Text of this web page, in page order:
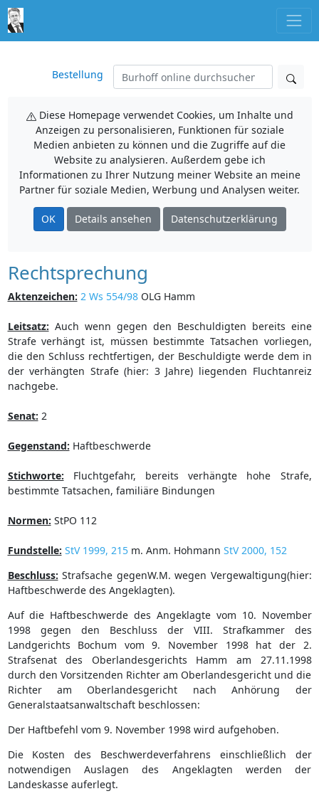
Bestellung
Diese Homepage verwendet Cookies, um Inhalte und
Anzeigen zu personalisieren, Funktionen für soziale
Medien anbieten zu können und die Zugriffe auf die
Website zu analysieren. Außerdem gebe ich
Informationen zu Ihrer Nutzung meiner Website an meine
Partner für soziale Medien, Werbung und Analysen weiter.
OK Details ansehen Datenschutzerklärung
Rechtsprechung
Aktenzeichen: 2 Ws 554/98OLG Hamm
Leitsatz: Auch wenn gegen den Beschuldigten bereits eine
Strafe verhängt ist, müssen bestimmte Tatsachen vorliegen,
die den Schluss rechtfertigen, der Beschuldigte werde dem in
der verhängten Strafe (hier: 3 Jahre) liegenden Fluchtanreiz
nachgebe.
Senat: 2
Gegenstand: Haftbeschwerde
Stichworte: Fluchtgefahr, bereits verhängte hohe Strafe,
bestimmte Tatsachen, familiäre Bindungen
Normen: StPO 112
Fundstelle: StV 1999, 215m. Anm. Hohmann StV 2000, 152
Beschluss: Strafsache gegenW.M. wegen Vergewaltigung(hier:
Haftbeschwerde des Angeklagten).
Auf die Haftbeschwerde des Angeklagte vom 10. November
1998 gegen den Beschluss der VIII. Strafkammer des
Landgerichts Bochum vom 9. November 1998 hat der 2.
Strafsenat des Oberlandesgerichts Hamm am 27.11.1998
durch den Vorsitzenden Richter am Oberlandesgericht und die
Richter am Oberlandesgericht nach Anhörung der
Generalstaatsanwaltschaft beschlossen:
Der Haftbefehl vom 9. November 1998 wird aufgehoben.
Die Kosten des Beschwerdeverfahrens einschließlich der
notwendigen Auslagen des Angeklagten werden der
Landeskasse auferlegt.